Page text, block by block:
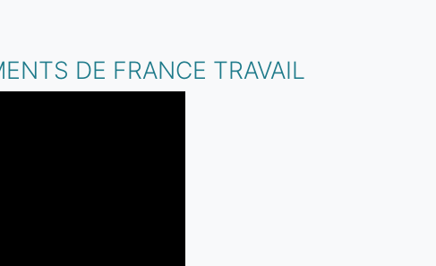
DE FRANCE TRAVAIL